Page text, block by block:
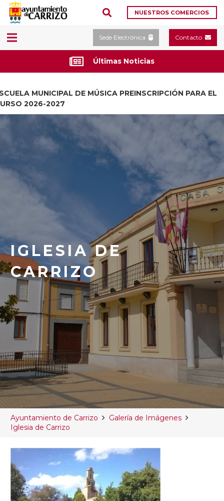
NUESTROS COMERCIOS
Sede Electrónica Contacto
Últimas Noticias
MUNICIPAL DE MÚSICA PREINSCRIPCIÓN PARA EL
2026-2027
IGLESIA DE
CARRIZO
Ayuntamiento de Carrizo
Galería de Imágenes
Iglesia de Carrizo